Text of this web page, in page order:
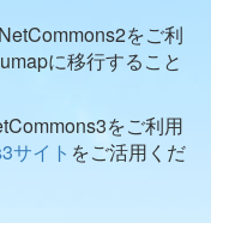
をご利
に移行すること
をご利用
サイト をご活用くだ